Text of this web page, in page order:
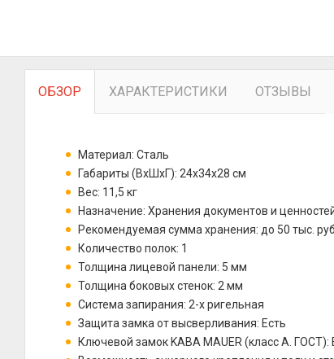
ОБЗОР ХАРАКТЕРИСТИКИ ОТЗЫВЫ
Материал: Сталь
Габариты (ВхШхГ): 24x34x28 см
Вес: 11,5 кг
Назначение: Хранения документов и
Рекомендуемая сумма хранения: до 50 тыс.
Количество полок: 1
Толщина лицевой панели: 5 мм
Толщина боковых стенок: 2 мм
Система запирания: 2-х ригельная
Защита замка от высверливания: Есть
Ключевой замок KABA MAUER (класс А. ГОСТ):